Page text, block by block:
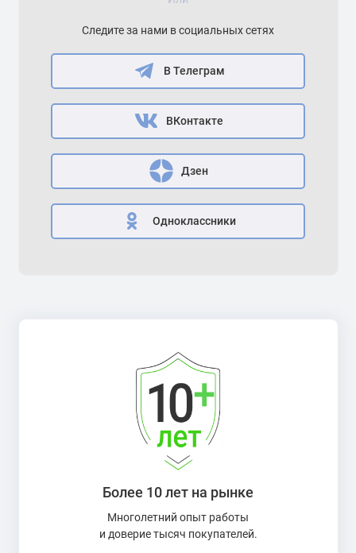
Следите за нами в социальных сетях
В Телеграм
ВКонтакте
Дзен
Одноклассники
Более 10 лет на рынке
Многолетний опыт работы
и доверие тысяч покупателей.